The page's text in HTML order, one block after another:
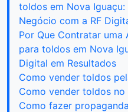
toldos em Nova Iguaçu:
Negócio com a RF
Por Que Contratar uma
para toldos em Nova
Digital em Resultados
Como vender toldos
Como vender toldos no
Como fazer